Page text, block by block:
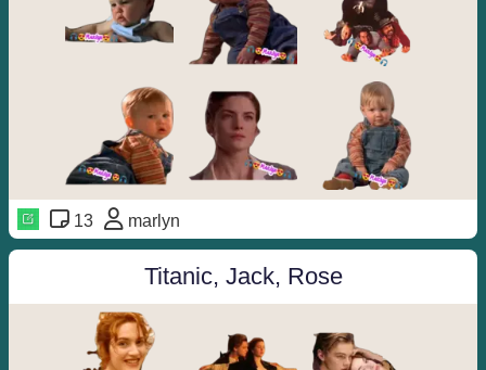
13 marlyn
Titanic, Jack, Rose